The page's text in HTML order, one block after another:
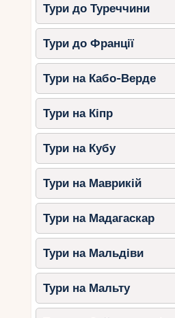
Тури до Туреччини
Тури до Франції
Тури на Кабо-Верде
Тури на Кіпр
Тури на Кубу
Тури на Маврикій
Тури на Мадагаскар
Тури на Мальдіви
Тури на Мальту